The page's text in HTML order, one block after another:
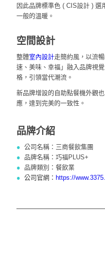
因此品牌標準色 ( CIS設計 ) 選
一般的溫暖。
空間設計
整體室內設計走簡約風，以流
速、美味、幸福」融入品牌視
格，引領當代潮流。
新品牌增設的自助點餐機外觀
應，達到完美的一致性。
品牌介紹
● 公司名稱：三商餐飲集團
● 品牌名稱：巧福PLUS+
● 品牌類別：餐飲業
● 公司官網： https://